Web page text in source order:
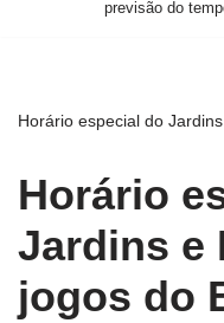
previsão do
Horário especial do
Horário
Jardins e
jogos do